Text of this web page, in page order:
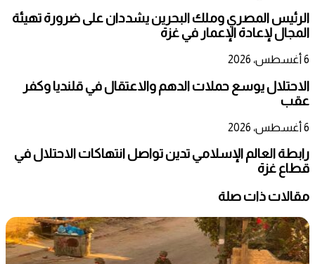
الرئيس المصري وملك البحرين يشددان على ضرورة تهيئة
المجال لإعادة الإعمار في غزة
6 أغسطس، 2026
الاحتلال يوسع حملات الدهم والاعتقال في قلنديا وكفر
عقب
6 أغسطس، 2026
رابطة العالم الإسلامي تدين تواصل انتهاكات الاحتلال في
قطاع غزة
مقالات ذات صلة